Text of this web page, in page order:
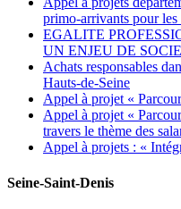
primo-arrivants pour les
EGALITE
UN ENJEU DE
Achats responsables
Hauts-de-Seine
Appel à projet «
Appel à projet «
travers le thème des
Appel à projets : «
Seine-Saint-Denis